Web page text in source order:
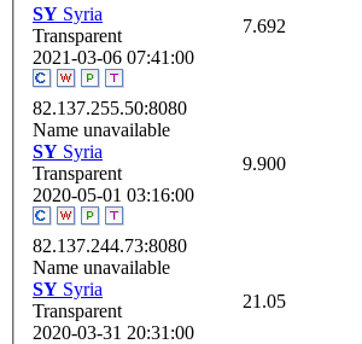
SY Syria
Transparent
2021-03-06 07:41:00
7.692
82.137.255.50:8080
Name unavailable
SY Syria
Transparent
2020-05-01 03:16:00
9.900
82.137.244.73:8080
Name unavailable
SY Syria
Transparent
2020-03-31 20:31:00
21.05